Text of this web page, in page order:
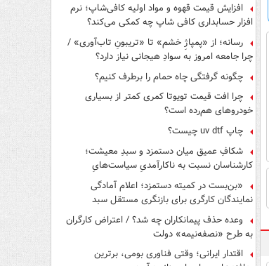
افزایش قیمت قهوه و مواد اولیه کافی‌شاپ؛ نرم
افزار حسابداری کافی شاپ چه کمکی می‌کند؟
رسانه؛ از «پمپاژِ خشم» تا «تریبونِ تاب‌آوری» /
چرا جامعه امروز به سوادِ هیجانی نیاز دارد؟
چگونه گرفتگی چاه حمام را برطرف کنیم؟
چرا افت قیمت تویوتا کمری کمتر از بسیاری
خودروهای هم‌رده است؟
چاپ uv dtf چیست؟
شکافِ عمیق میان دستمزد و سبدِ معیشت؛
کارشناسان نسبت به ناکارآمدیِ سیاست‌هایِ
حمایتی هشدار دادند
«بن‌بست در کمیته دستمزد؛ اعلام آمادگی
نمایندگان کارگری برای بازنگری مستقل سبد
وعده حذف پیمانکاران چه شد؟ / اعتراض کارگران
به طرح «نصفه‌نیمه» دولت
اقتدار ایرانی؛ وقتی فناوری بومی، برترین